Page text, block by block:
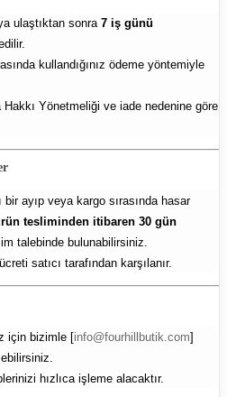
ulaştıktan sonra 7 iş günü
kullandığınız ödeme yöntemiyle
Yönetmeliği ve iade nedenine göre
ayıp veya kargo sırasında hasar
tesliminden itibaren 30 gün
talebinde bulunabilirsiniz.
satıcı tarafından karşılanır.
için bizimle [info@fourhillbutik.com]
hızlıca işleme alacaktır.